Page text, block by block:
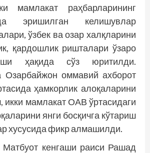
мамлакат раҳбарларининг
эришилган келишувлар
ўзбек ва озар халқларини
қардошлик ришталари ўзаро
ҳақида сўз юритилди.
Озарбайжон оммавий ахборот
ҳамкорлик алоқаларини
икки мамлакат ОАВ ўртасидаги
янги босқичга кўтариш
хусусида фикр алмашилди.
кенгаши раиси Рашад